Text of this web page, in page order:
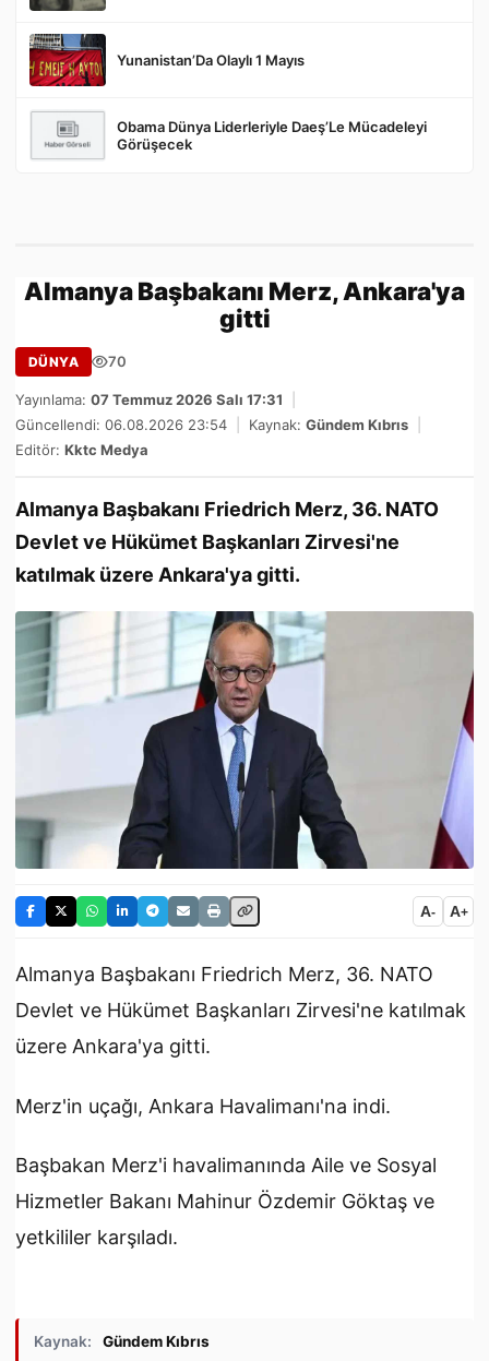
Yunanistan’Da Olaylı 1 Mayıs
Obama Dünya Liderleriyle Daeş’Le Mücadeleyi
Görüşecek
Almanya Başbakanı Merz, Ankara'ya
gitti
DÜNYA 70
Yayınlama: 07 Temmuz 2026 Salı 17:31
Güncellendi: 06.08.2026 23:54
Kaynak: Gündem Kıbrıs
Editör: Kktc Medya
Almanya Başbakanı Friedrich Merz, 36.⁠ ⁠NATO
Devlet ve Hükümet Başkanları Zirvesi'ne
katılmak üzere Ankara'ya gitti.
A- A+
Almanya Başbakanı Friedrich Merz, 36.⁠ ⁠NATO
Devlet ve Hükümet Başkanları Zirvesi'ne katılmak
üzere Ankara'ya gitti.
Merz'in uçağı, Ankara Havalimanı'na indi.
Başbakan Merz'i havalimanında Aile ve Sosyal
Hizmetler Bakanı Mahinur Özdemir Göktaş ve
yetkililer karşıladı.
Kaynak: Gündem Kıbrıs